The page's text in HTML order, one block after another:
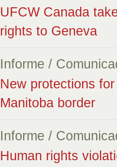
UFCW Canada
rights to Geneva
Informe /
New protections
Manitoba border
Informe /
Human rights